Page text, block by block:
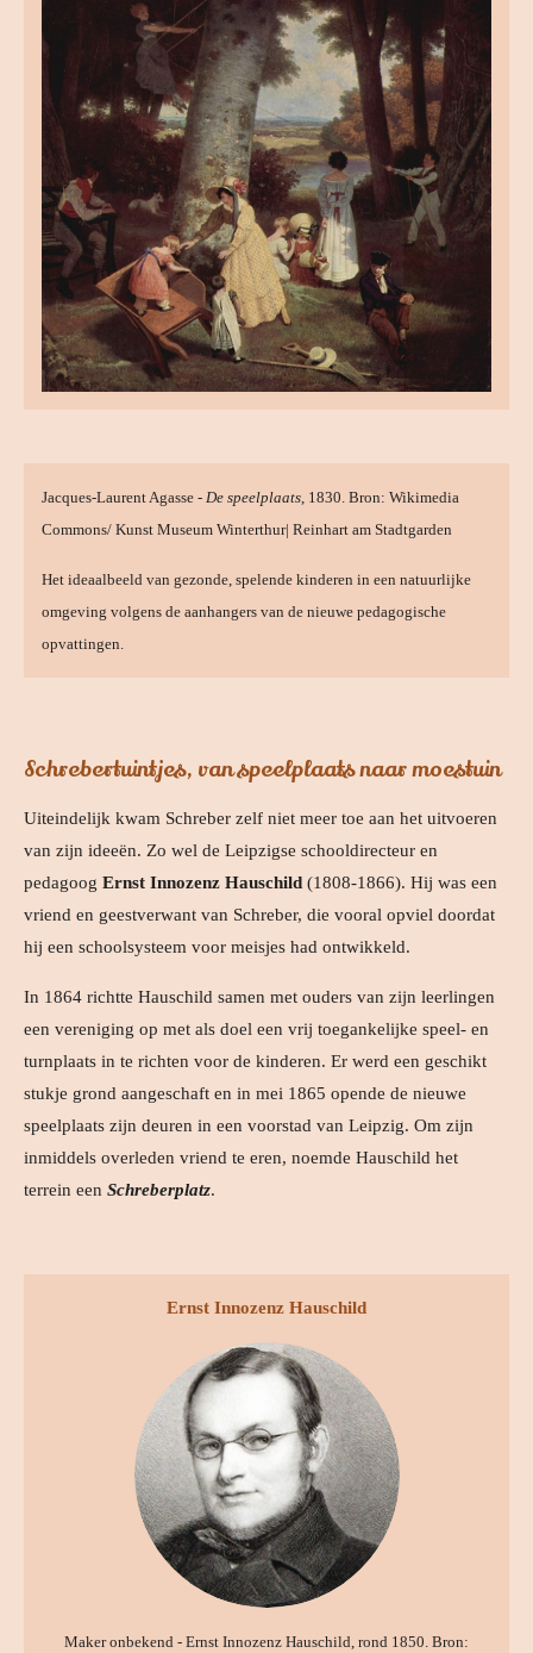
Jacques-Laurent Agasse - De speelplaats, 1830. Bron: Wikimedia
Commons/ Kunst Museum Winterthur| Reinhart am Stadtgarden
Het ideaalbeeld van gezonde, spelende kinderen in een natuurlijke
omgeving volgens de aanhangers van de nieuwe pedagogische
opvattingen.
Schrebertuintjes, van speelplaats naar moestuin
Uiteindelijk kwam Schreber zelf niet meer toe aan het uitvoeren
van zijn ideeën. Zo wel de Leipzigse schooldirecteur en
pedagoog Ernst Innozenz Hauschild (1808-1866). Hij was een
vriend en geestverwant van Schreber, die vooral opviel doordat
hij een schoolsysteem voor meisjes had ontwikkeld.
In 1864 richtte Hauschild samen met ouders van zijn leerlingen
een vereniging op met als doel een vrij toegankelijke speel- en
turnplaats in te richten voor de kinderen. Er werd een geschikt
stukje grond aangeschaft en in mei 1865 opende de nieuwe
speelplaats zijn deuren in een voorstad van Leipzig. Om zijn
inmiddels overleden vriend te eren, noemde Hauschild het
terrein een Schreberplatz.
Ernst Innozenz Hauschild
Maker onbekend - Ernst Innozenz Hauschild, rond 1850. Bron: